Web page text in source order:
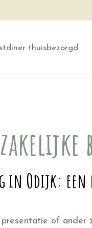
thuisbezorgd
in Odijk:
of ander